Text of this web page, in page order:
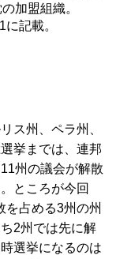
加盟組織。
記載。
ス州、ペラ州、
挙までは、連邦
州の議会が解散
ところが今回
を占める3州の州
2州では先に解
選挙になるのは